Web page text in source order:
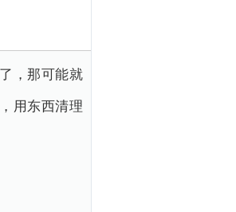
，那可能就
用东西清理